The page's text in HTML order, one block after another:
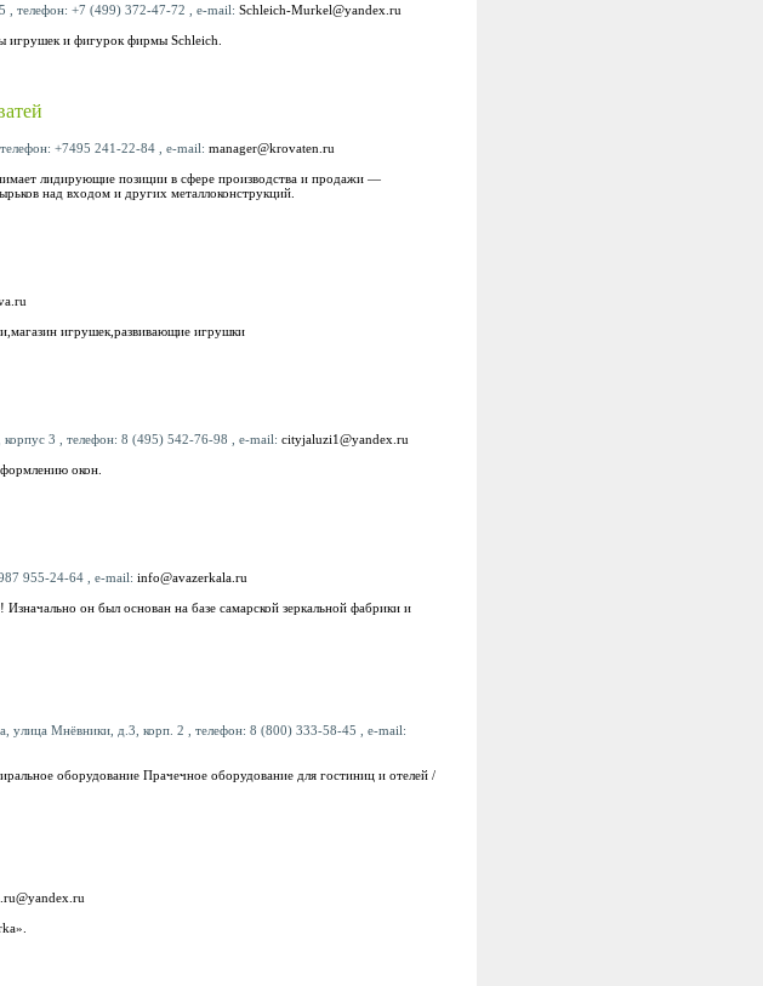
, телефон: +7 (499) 372-47-72 , e-mail: Schleich-Murkel@yandex.ru
игрушек и фигурок фирмы Schleich.
+7495 241-22-84 , e-mail: manager@krovaten.ru
лидирующие позиции в сфере производства и продажи —
над входом и других металлоконструкций.
игрушек,развивающие игрушки
3 , телефон: 8 (495) 542-76-98 , e-mail: cityjaluzi1@yandex.ru
окон.
955-24-64 , e-mail: info@avazerkala.ru
он был основан на базе самарской зеркальной фабрики и
улица Мнёвники, д.3, корп. 2 , телефон: 8 (800) 333-58-45 , e-mail:
оборудование Прачечное оборудование для гостиниц и отелей /